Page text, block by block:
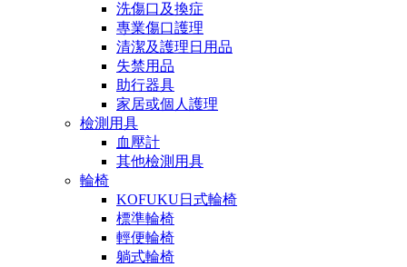
洗傷口及換症
專業傷口護理
清潔及護理日用品
失禁用品
助行器具
家居或個人護理
檢測用具
血壓計
其他檢測用具
輪椅
KOFUKU日式輪椅
標準輪椅
輕便輪椅
躺式輪椅